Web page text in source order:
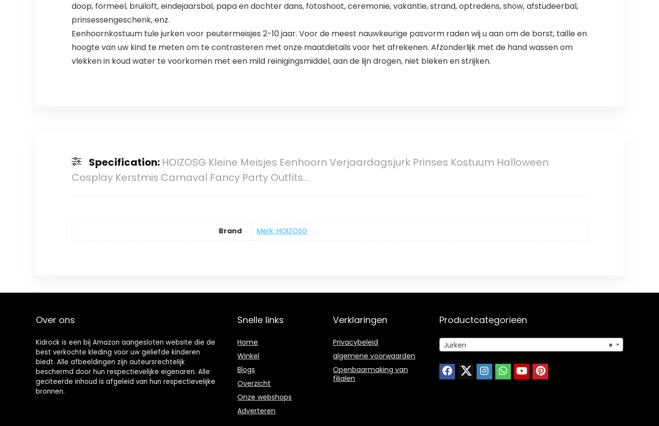
doop, formeel, bruiloft, eindejaarsbal, papa en dochter dans, fotoshoot, ceremonie, vakantie, strand, optredens, show, afstudeerbal,
prinsessengeschenk, enz.
Eenhoornkostuum tule jurken voor peutermeisjes 2-10 jaar. Voor de meest nauwkeurige pasvorm raden wij u aan om de borst, taille en
hoogte van uw kind te meten om te contrasteren met onze maatdetails voor het afrekenen. Afzonderlijk met de hand wassen om
vlekken in koud water te voorkomen met een mild reinigingsmiddel, aan de lijn drogen, niet bleken en strijken.
Specification: HOIZOSG Kleine Meisjes Eenhoorn Verjaardagsjurk Prinses Kostuum Halloween
Cosplay Kerstmis Carnaval Fancy Party Outfits…
Brand Merk: HOIZOSG
Over ons
Kidrock is een bij Amazon aangesloten website die de
best verkochte kleding voor uw geliefde kinderen
biedt. Alle afbeeldingen zijn auteursrechtelijk
beschermd door hun respectievelijke eigenaren. Alle
geciteerde inhoud is afgeleid van hun respectievelijke
bronnen.
Snelle links
Home
Winkel
Blogs
Overzicht
Onze webshops
Adverteren
Verklaringen
Privacybeleid
algemene voorwaarden
Openbaarmaking van
filialen
Productcategorieën
×
Jurken